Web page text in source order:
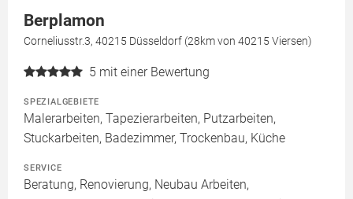
Berplamon
Corneliusstr.3, 40215 Düsseldorf (28km von 40215 Viersen)
5 mit einer Bewertung
SPEZIALGEBIETE
Malerarbeiten, Tapezierarbeiten, Putzarbeiten,
Stuckarbeiten, Badezimmer, Trockenbau, Küche
SERVICE
Beratung, Renovierung, Neubau Arbeiten,